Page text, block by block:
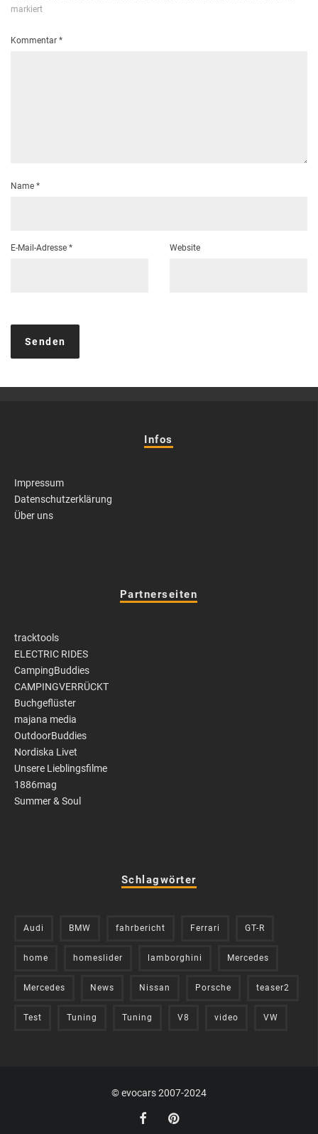
markiert
Kommentar *
Name *
E-Mail-Adresse * Website
Infos
Impressum
Datenschutzerklärung
Über uns
Partnerseiten
tracktools
ELECTRIC RIDES
CampingBuddies
CAMPINGVERRÜCKT
Buchgeflüster
majana media
OutdoorBuddies
Nordiska Livet
Unsere Lieblingsfilme
1886mag
Summer & Soul
Schlagwörter
Audi BMW fahrbericht Ferrari GT-R
home homeslider lamborghini Mercedes
Mercedes News Nissan Porsche teaser2
Test Tuning Tuning V8 video VW
© evocars 2007-2024